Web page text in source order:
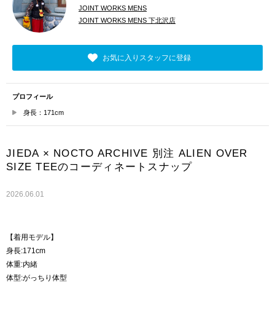
JOINT WORKS MENS
JOINT WORKS MENS 下北沢店
お気に入りスタッフに登録
プロフィール
身長：171cm
JIEDA × NOCTO ARCHIVE 別注 ALIEN OVER
SIZE TEEのコーディネートスナップ
2026.06.01
【着用モデル】
身長:171cm
体重:内緒
体型:がっちり体型